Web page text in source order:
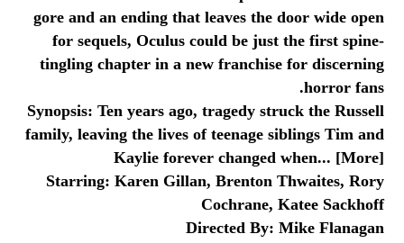
gore and an ending that leaves the door wide open
for sequels, Oculus could be just the first spine-
tingling chapter in a new franchise for discerning
horror fans.
Synopsis: Ten years ago, tragedy struck the Russell
family, leaving the lives of teenage siblings Tim and
Kaylie forever changed when... [More]
Starring: Karen Gillan, Brenton Thwaites, Rory
Cochrane, Katee Sackhoff
Directed By: Mike Flanagan